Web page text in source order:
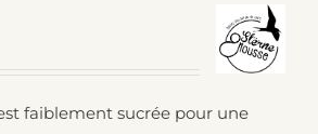
est faiblement sucrée pour une